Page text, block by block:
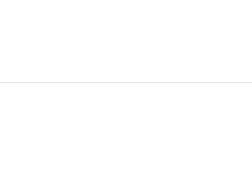
―
研鑽から広がる世界 三原 誠
室 若槻 華子